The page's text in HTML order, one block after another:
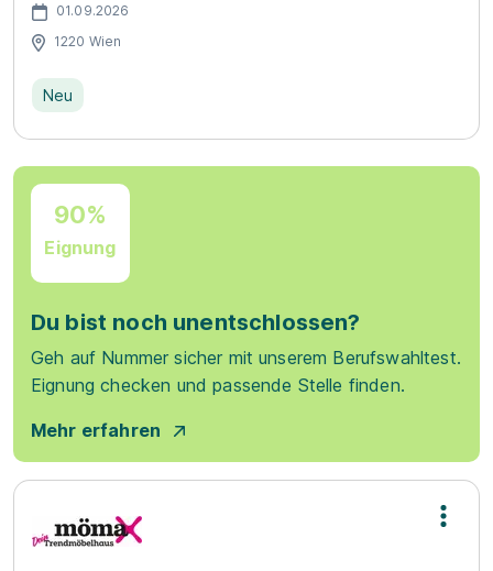
01.09.2026
1220 Wien
Neu
90%
Eignung
Du bist noch unentschlossen?
Geh auf Nummer sicher mit unserem Berufswahltest.
Eignung checken und passende Stelle finden.
Mehr erfahren